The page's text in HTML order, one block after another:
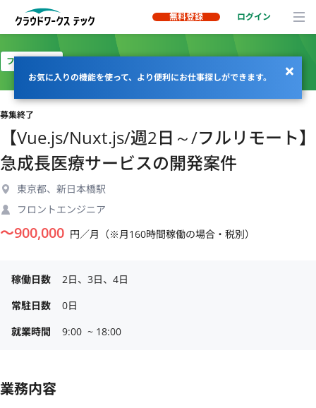
無料登録 ログイン
お気に入りの機能を使って、より便利にお仕事探しができます。
フルリモート
募集終了
【Vue.js/Nuxt.js/週2日～/フルリモート】
急成長医療サービスの開発案件
東京都、新日本橋駅
フロントエンジニア
〜900,000 円／月（※月160時間稼働の場合・税別）
稼働日数
2日、3日、4日
常駐日数
0日
就業時間
9:00  ~ 18:00
業務内容